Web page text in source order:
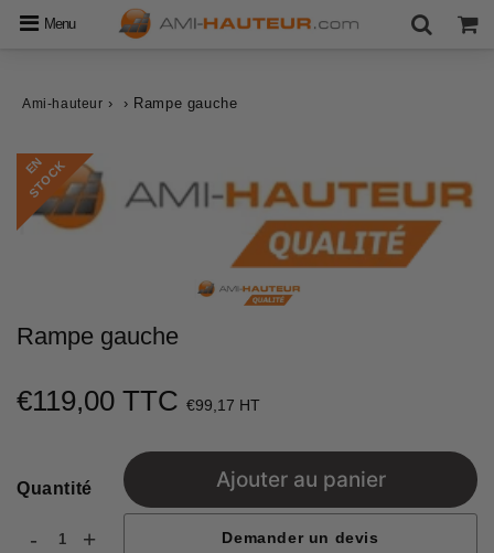
Menu
Ami-hauteur › › Rampe gauche
E
N
S
T
O
C
K
Rampe gauche
€119,00 TTC €99,17 HT
Quantité
- +
Ajouter au panier
Demander un devis